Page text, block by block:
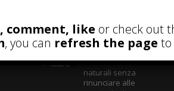
Parete Respira
ecologica: come
costruire con materiali
naturali senza
rinunciare alle
comment, like or check out
, you can refresh the page to